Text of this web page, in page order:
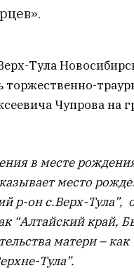
Тула
торжественно-
Чупрова на
в месте
место
р-он с.Верх-Тула”,
“Алтайский край,
матери –
Тула”.